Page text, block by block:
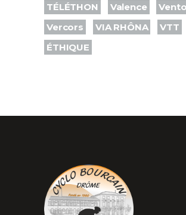
TÉLÉTHON
Valence
Vercors
VIA RHÔNA
VTT
ÉTHIQUE